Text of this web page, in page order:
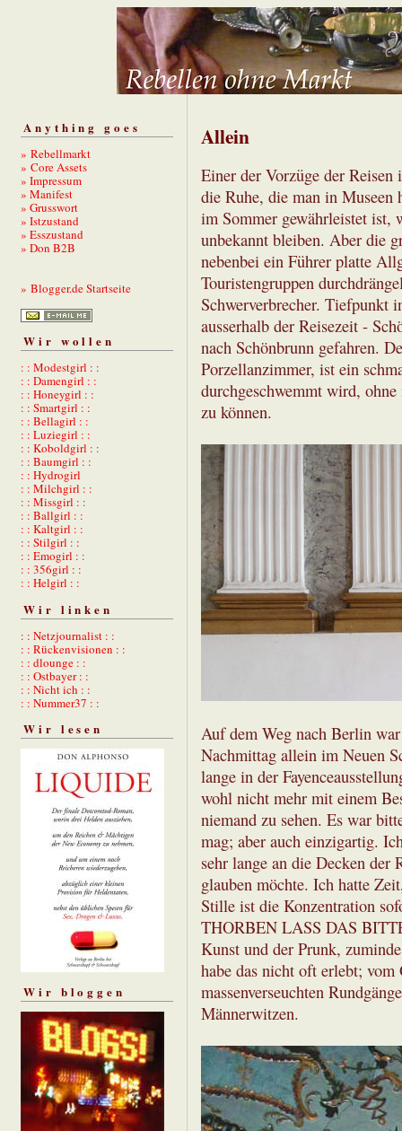
Anything goes
» Rebellmarkt
» Core Assets
» Impressum
» Manifest
» Grusswort
» Istzustand
» Esszustand
» Don B2B
» Blogger.de Startseite
Wir wollen
: : Modestgirl : :
: : Damengirl : :
: : Honeygirl : :
: : Smartgirl : :
: : Bellagirl : :
: : Luziegirl : :
: : Koboldgirl : :
: : Baumgirl : :
: : Hydrogirl
: : Milchgirl : :
: : Missgirl : :
: : Ballgirl : :
: : Kaltgirl : :
: : Stilgirl : :
: : Emogirl : :
: : 356girl : :
: : Helgirl : :
Wir linken
: : Netzjournalist : :
: : Rückenvisionen : :
: : dlounge : :
: : Ostbayer : :
: : Nicht ich : :
: : Nummer37 : :
Wir lesen
Wir bloggen
Allein
Einer der Vorzüge der
die Ruhe, die man in Museen
im Sommer gewährleistet ist,
unbekannt bleiben. Aber die
nebenbei ein Führer platte
Touristengruppen
Schwerverbrecher. Tiefpunkt
ausserhalb der Reisezeit -
nach Schönbrunn gefahren.
Porzellanzimmer, ist ein
durchgeschwemmt wird,
zu können.
Auf dem Weg nach Berlin
Nachmittag allein im Neuen
lange in der
wohl nicht mehr mit einem
niemand zu sehen. Es war
mag; aber auch einzigartig.
sehr lange an die Decken der
glauben möchte. Ich hatte
Stille ist die Konzentration
THORBEN LASS DAS
Kunst und der Prunk,
habe das nicht oft erlebt;
massenverseuchten
Männerwitzen.